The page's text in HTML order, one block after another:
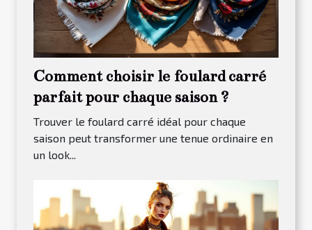
Comment choisir le foulard carré
parfait pour chaque saison ?
Trouver le foulard carré idéal pour chaque
saison peut transformer une tenue ordinaire en
un look...